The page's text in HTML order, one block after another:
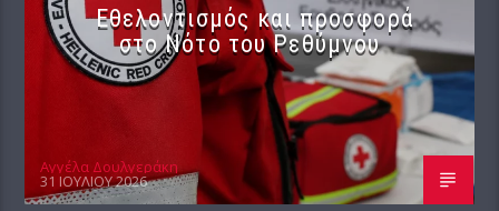
Εθελοντισμός και προσφορά
στο Νότο του Ρεθύμνου
Αγγέλα Δουλγεράκη
31 ΙΟΥΛΊΟΥ 2026